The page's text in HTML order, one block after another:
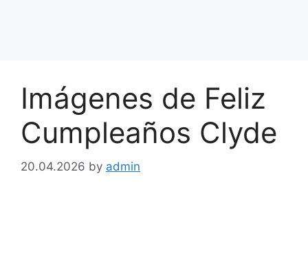
Imágenes de Feliz
Cumpleaños Clyde
20.04.2026 by admin